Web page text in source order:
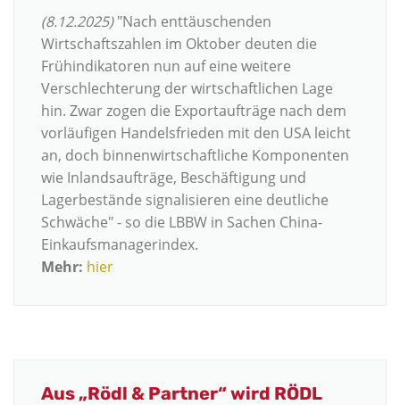
(8.12.2025)"Nach enttäuschenden
Wirtschaftszahlen im Oktober deuten die
Frühindikatoren nun auf eine weitere
Verschlechterung der wirtschaftlichen Lage
hin. Zwar zogen die Exportaufträge nach dem
vorläufigen Handelsfrieden mit den USA leicht
an, doch binnenwirtschaftliche Komponenten
wie Inlandsaufträge, Beschäftigung und
Lagerbestände signalisieren eine deutliche
Schwäche" - so die LBBW in Sachen China-
Einkaufsmanagerindex.
Mehr: hier
Aus „Rödl & Partner“ wird RÖDL